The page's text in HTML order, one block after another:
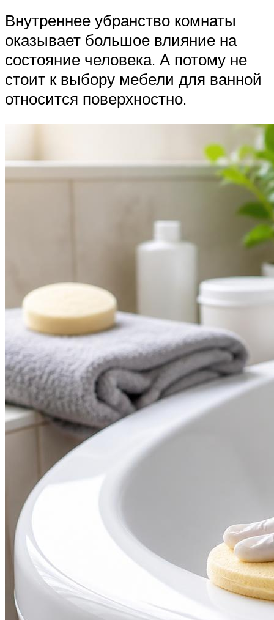
Внутреннее убранство комнаты
оказывает большое влияние на
состояние человека. А потому не
стоит к выбору мебели для ванной
относится поверхностно.